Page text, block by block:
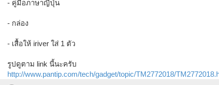
- คู่มือภาษาญี่ปุ่น
- กล่อง
- เสื้อให้ iriver ใส่ 1 ตัว
รูปดูตาม link นี้นะครับ
http://www.pantip.com/tech/gadget/topic/TM2772018/